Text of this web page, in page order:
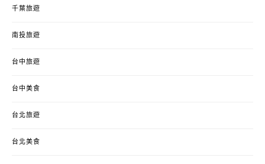
千葉旅遊
南投旅遊
台中旅遊
台中美食
台北旅遊
台北美食